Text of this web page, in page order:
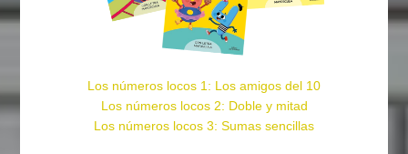
Los números locos 1: Los amigos del 10
Los números locos 2: Doble y mitad
Los números locos 3: Sumas sencillas